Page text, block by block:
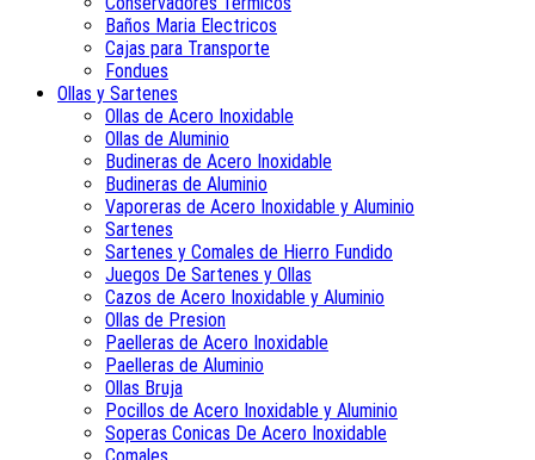
Baños Maria Electricos
Cajas para Transporte
Fondues
Ollas y Sartenes
Ollas de Acero Inoxidable
Ollas de Aluminio
Budineras de Acero Inoxidable
Budineras de Aluminio
Vaporeras de Acero Inoxidable y Aluminio
Sartenes
Sartenes y Comales de Hierro Fundido
Juegos De Sartenes y Ollas
Cazos de Acero Inoxidable y Aluminio
Ollas de Presion
Paelleras de Acero Inoxidable
Paelleras de Aluminio
Ollas Bruja
Pocillos de Acero Inoxidable y Aluminio
Soperas Conicas De Acero Inoxidable